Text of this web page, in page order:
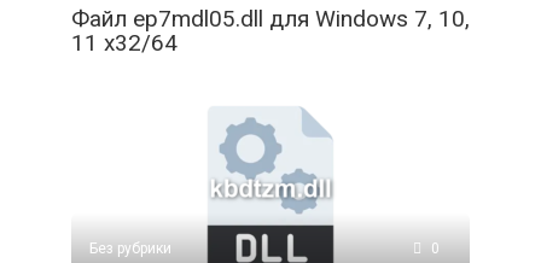
Файл ep7mdl05.dll для Windows 7, 10,
11 x32/64
Без рубрики 0